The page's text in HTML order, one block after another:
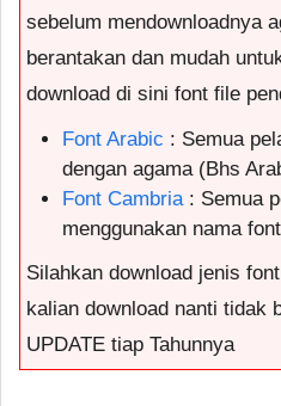
sebelum mendownloadnya
berantakan dan mudah
download di sini font file
Font Arabic : Semua
dengan agama (Bhs
Font Cambria: Semua
menggunakan nama
Silahkan download jenis
kalian download nanti tidak
UPDATE tiap Tahunnya